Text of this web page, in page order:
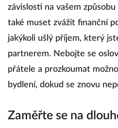
závislosti na vašem
také muset zvážit finanční
jakýkoli ušlý příjem, který
partnerem. Nebojte se
přátele a prozkoumat
bydlení, dokud se znovu
Zaměřte se na